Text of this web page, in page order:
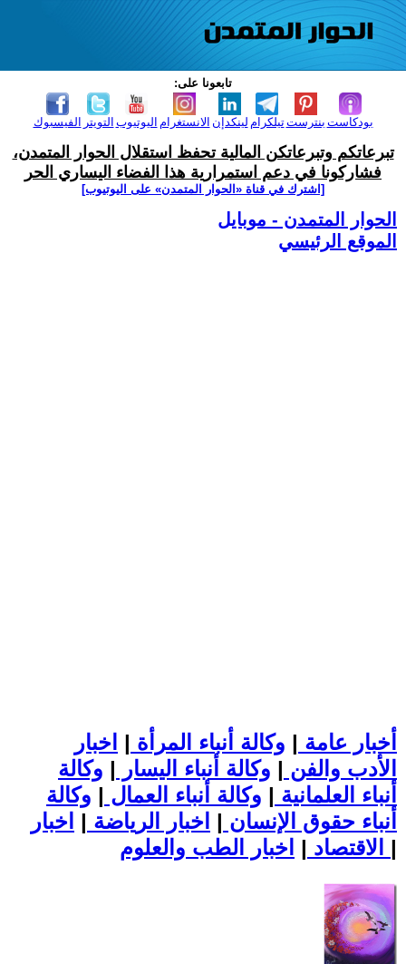
تابعونا على:
الفيسبوك التويتر اليوتيوب الانستغرام لينكدإن تيلكرامبنترست بودكاست
تبرعاتكم وتبرعاتكن المالية تحفظ استقلال الحوار المتمدن،
فشاركونا في دعم استمرارية هذا الفضاء اليساري الحر
[اشترك في قناة ‫«الحوار المتمدن» على اليوتيوب]
الحوار المتمدن - موبايل
الموقع الرئيسي
أخبار عامة | وكالة أنباء المرأة | اخبار
الأدب والفن | وكالة أنباء اليسار | وكالة
أنباء العلمانية | وكالة أنباء العمال | وكالة
أنباء حقوق الإنسان | اخبار الرياضة | اخبار
الاقتصاد | |